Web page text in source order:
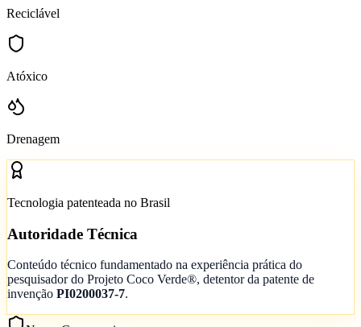
Reciclável
Atóxico
Drenagem
Tecnologia patenteada no Brasil
Autoridade Técnica
Conteúdo técnico fundamentado na experiência prática do
pesquisador do Projeto Coco Verde®, detentor da patente de
invenção PI0200037-7.